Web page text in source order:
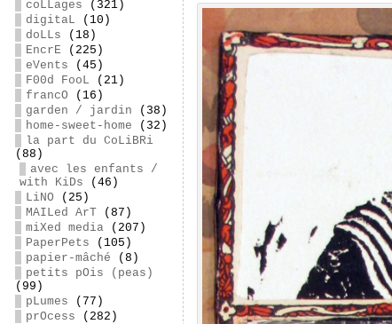
coLLages (321)
digitaL (10)
doLLs (18)
EncrE (225)
eVents (45)
F00d FooL (21)
francO (16)
garden / jardin (38)
home-sweet-home (32)
la part du CoLiBRi
(88)
avec les enfants /
with KiDs (46)
LiNO (25)
MAILed ArT(87)
miXed media(207)
PaperPets (105)
papier-mâché (8)
petits pOis (peas)
(99)
pLumes (77)
prOcess (282)